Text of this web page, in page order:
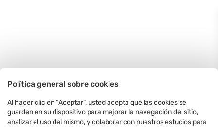
Política general sobre cookies
Al hacer clic en “Aceptar”, usted acepta que las cookies se
guarden en su dispositivo para mejorar la navegación del sitio,
analizar el uso del mismo, y colaborar con nuestros estudios para